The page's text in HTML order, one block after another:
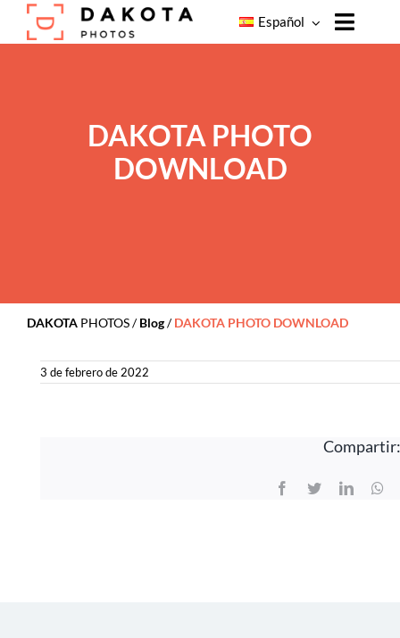
Skip
content
Toggle
Productos
Nuestros
Servicios
Photos
Contacto
Español
DAKOTA PHOTO
DOWNLOAD
DAKOTA PHOTOS/Blog/DAKOTA PHOTO DOWNLOAD
3 de febrero de 2022
Compartir:
Facebook
Twitter